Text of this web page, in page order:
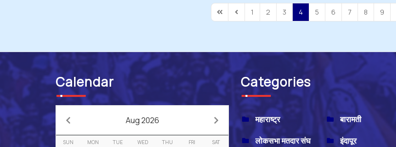
First PagePrevious Page
1 2 3 4 5 6 7 8 9
Calendar
Aug 2026
SUN MON TUE WED THU FRI SAT
Categories
महाराष्ट्र
बारामती
लोकसभा मतदार संघ
इंदापूर